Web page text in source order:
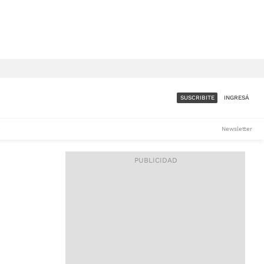
ACCESO FULL - $1.800/MES
SUSCRIBITE INGRESÁ
Newsletter